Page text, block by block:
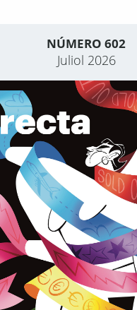
NÚMERO 602
Juliol 2026